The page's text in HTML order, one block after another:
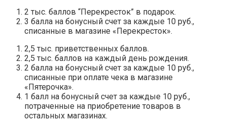
2 тыс. баллов “Перекресток” в подарок.
3 балла на бонусный счет за каждые 10 руб.,
списанные в магазине «Перекресток».
2,5 тыс. приветственных баллов.
2,5 тыс. баллов на каждый день рождения.
2 балла на бонусный счет за каждые 10 руб.,
списанные при оплате чека в магазине
«Пятерочка».
1 балл на бонусный счет за каждые 10 руб.,
потраченные на приобретение товаров в
остальных магазинах.